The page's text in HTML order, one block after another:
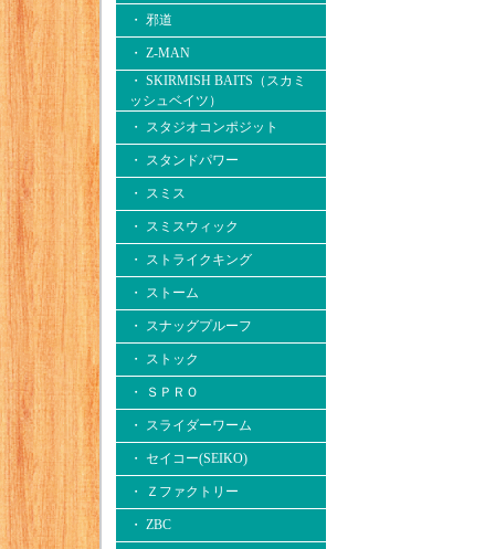
・ 邪道
・ Z-MAN
・ SKIRMISH BAITS（スカミ
ッシュベイツ）
・ スタジオコンポジット
・ スタンドパワー
・ スミス
・ スミスウィック
・ ストライクキング
・ ストーム
・ スナッグプルーフ
・ ストック
・ ＳＰＲＯ
・ スライダーワーム
・ セイコー(SEIKO)
・ Ｚファクトリー
・ ZBC